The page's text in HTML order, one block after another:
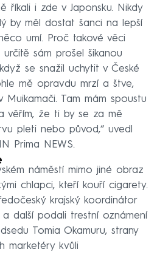
říkali i zde v Japonsku. Nikdy
by měl dostat šanci na lepší
umí. Proč takové věci
sám prošel šikanou
se snažil uchytit v České
mě opravdu mrzí a štve,
Tam mám spoustu
věřím, že ti by se za mě
pleti nebo původ,“ uvedl
Prima NEWS.
náměstí mimo jiné obraz
chlapci, kteří kouří cigarety.
krajský koordinátor
a další podali trestní oznámení
Tomia Okamuru, strany
marketéry kvůli